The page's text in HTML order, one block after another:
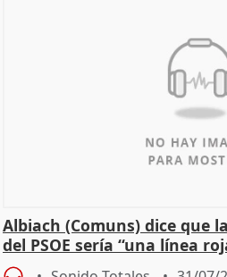
Albiach (Comuns) dice que
del PSOE sería “una línea